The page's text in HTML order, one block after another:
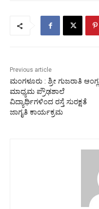
Previous article
ಮಂಗಳೂರು : ಶ್ರೀ ಗುಜರಾತಿ ಆಂಗ್ಲ
ಮಾಧ್ಯಮ ಪ್ರೌಢಶಾಲೆ
ವಿದ್ಯಾರ್ಥಿಗಳಿಂದ ರಸ್ತೆ ಸುರಕ್ಷತೆ
ಜಾಗೃತಿ ಕಾರ್ಯಕ್ರಮ